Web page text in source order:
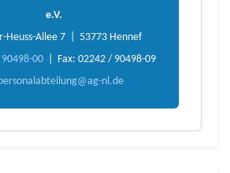
e.V.
Heuss-Allee 7 | 53773 Hennef
00| Fax: 02242 / 90498-09
nl.de